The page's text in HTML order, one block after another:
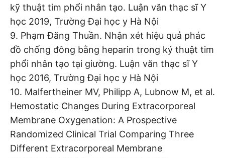
kỹ thuật tim phổi nhân tạo. Luận văn thạc sĩ Y
học 2019, Trường Đại học y Hà Nội
9. Phạm Đăng Thuần. Nhận xét hiệu quả phác
đồ chống đông bằng heparin trong ký thuật tim
phổi nhân tạo tại giường. Luận văn thạc sĩ Y
học 2016, Trường Đại học y Hà Nội
10. Malfertheiner MV, Philipp A, Lubnow M, et al.
Hemostatic Changes During Extracorporeal
Membrane Oxygenation: A Prospective
Randomized Clinical Trial Comparing Three
Different Extracorporeal Membrane